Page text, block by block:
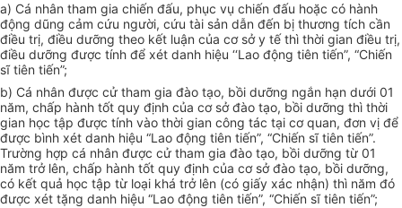
a) Cá nhân tham gia chiến đấu, phục vụ chiến đấu hoặc có hành
động dũng cảm cứu người, cứu tài sản dẫn đến bị thương tích cần
điều trị, điều dưỡng theo kết luận của cơ sở y tế thì thời gian điều trị,
điều dưỡng được tính để xét danh hiệu ‘‘Lao động tiên tiến”, “Chiến
sĩ tiên tiến”;
b) Cá nhân được cử tham gia đào tạo, bồi dưỡng ngắn hạn dưới 01
năm, chấp hành tốt quy định của cơ sở đào tạo, bồi dưỡng thì thời
gian học tập được tính vào thời gian công tác tại cơ quan, đơn vị để
được bình xét danh hiệu “Lao động tiên tiến”, “Chiến sĩ tiên tiến”.
Trường hợp cá nhân được cử tham gia đào tạo, bồi dưỡng từ 01
năm trở lên, chấp hành tốt quy định của cơ sở đào tạo, bồi dưỡng,
có kết quả học tập từ loại khá trở lên (có giấy xác nhận) thì năm đó
được xét tặng danh hiệu “Lao động tiên tiến”, “Chiến sĩ tiên tiến”;